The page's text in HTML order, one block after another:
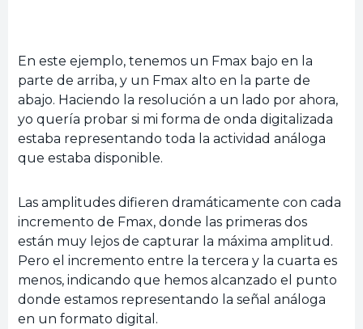
En este ejemplo, tenemos un Fmax bajo en la
parte de arriba, y un Fmax alto en la parte de
abajo. Haciendo la resolución a un lado por ahora,
yo quería probar si mi forma de onda digitalizada
estaba representando toda la actividad análoga
que estaba disponible.
Las amplitudes difieren dramáticamente con cada
incremento de Fmax, donde las primeras dos
están muy lejos de capturar la máxima amplitud.
Pero el incremento entre la tercera y la cuarta es
menos, indicando que hemos alcanzado el punto
donde estamos representando la señal análoga
en un formato digital.